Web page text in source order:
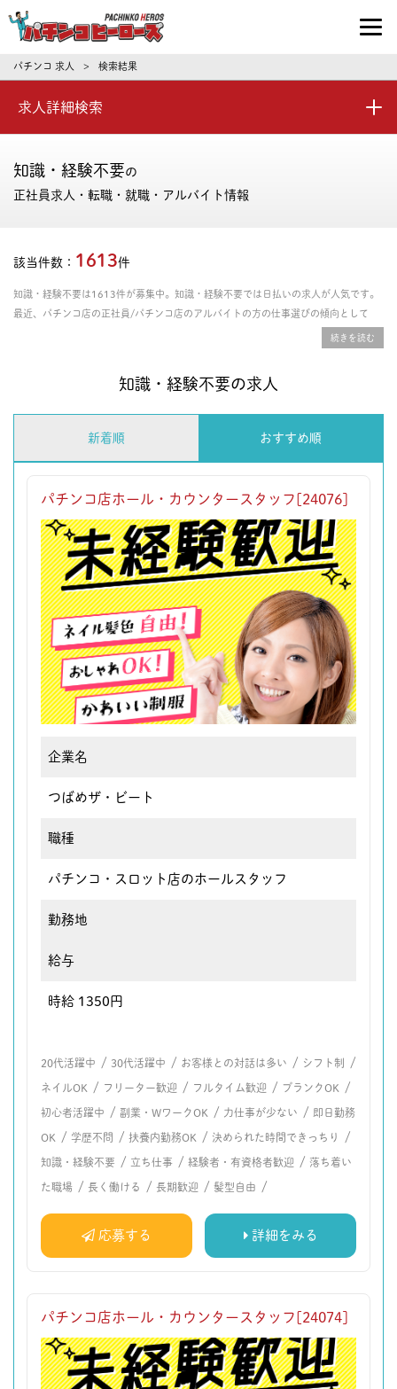
パチンコ求人・転職ならパチンコヒーロ
パチンコ 求人 > 検索結果
求人詳細検索
知識・経験不要の
正社員求人・転職・就職・アルバイト情報
該当件数： 1613件
知識・経験不要は1613件が募集中。知識・経験不要では日払いの求人が人気です。
最近、パチンコ店の正社員/パチンコ店のアルバイトの方の仕事選びの傾向として
は、資格取得支援あり、年間休日の多さ、残業時間の少なさを重視される方が多いで
知識・経験不要の求人
新着順 おすすめ順
パチンコ店ホール・カウンタースタッフ[24076]
企業名
つばめザ・ビート
職種
パチンコ・スロット店のホールスタッフ
勤務地
給与
時給 1350円
20代活躍中 / 30代活躍中 / お客様との対話は多い / シフト制 /
ネイルOK / フリーター歓迎 / フルタイム歓迎 / ブランクOK /
初心者活躍中 / 副業・WワークOK / 力仕事が少ない / 即日勤務
OK / 学歴不問 / 扶養内勤務OK / 決められた時間できっちり /
知識・経験不要 / 立ち仕事 / 経験者・有資格者歓迎 / 落ち着い
た職場 / 長く働ける / 長期歓迎 / 髪型自由 /
応募する 詳細をみる
パチンコ店ホール・カウンタースタッフ[24074]